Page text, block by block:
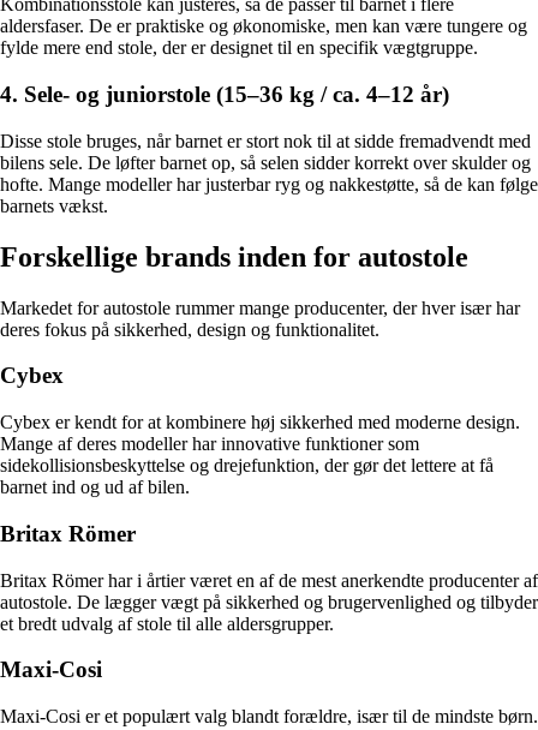
Kombinationsstole kan justeres, så de passer til barnet i flere
aldersfaser. De er praktiske og økonomiske, men kan være tungere og
fylde mere end stole, der er designet til en specifik vægtgruppe.
4. Sele- og juniorstole (15–36 kg / ca. 4–12 år)
Disse stole bruges, når barnet er stort nok til at sidde fremadvendt med
bilens sele. De løfter barnet op, så selen sidder korrekt over skulder og
hofte. Mange modeller har justerbar ryg og nakkestøtte, så de kan følge
barnets vækst.
Forskellige brands inden for autostole
Markedet for autostole rummer mange producenter, der hver især har
deres fokus på sikkerhed, design og funktionalitet.
Cybex
Cybex er kendt for at kombinere høj sikkerhed med moderne design.
Mange af deres modeller har innovative funktioner som
sidekollisionsbeskyttelse og drejefunktion, der gør det lettere at få
barnet ind og ud af bilen.
Britax Römer
Britax Römer har i årtier været en af de mest anerkendte producenter af
autostole. De lægger vægt på sikkerhed og brugervenlighed og tilbyder
et bredt udvalg af stole til alle aldersgrupper.
Maxi-Cosi
Maxi-Cosi er et populært valg blandt forældre, især til de mindste børn.